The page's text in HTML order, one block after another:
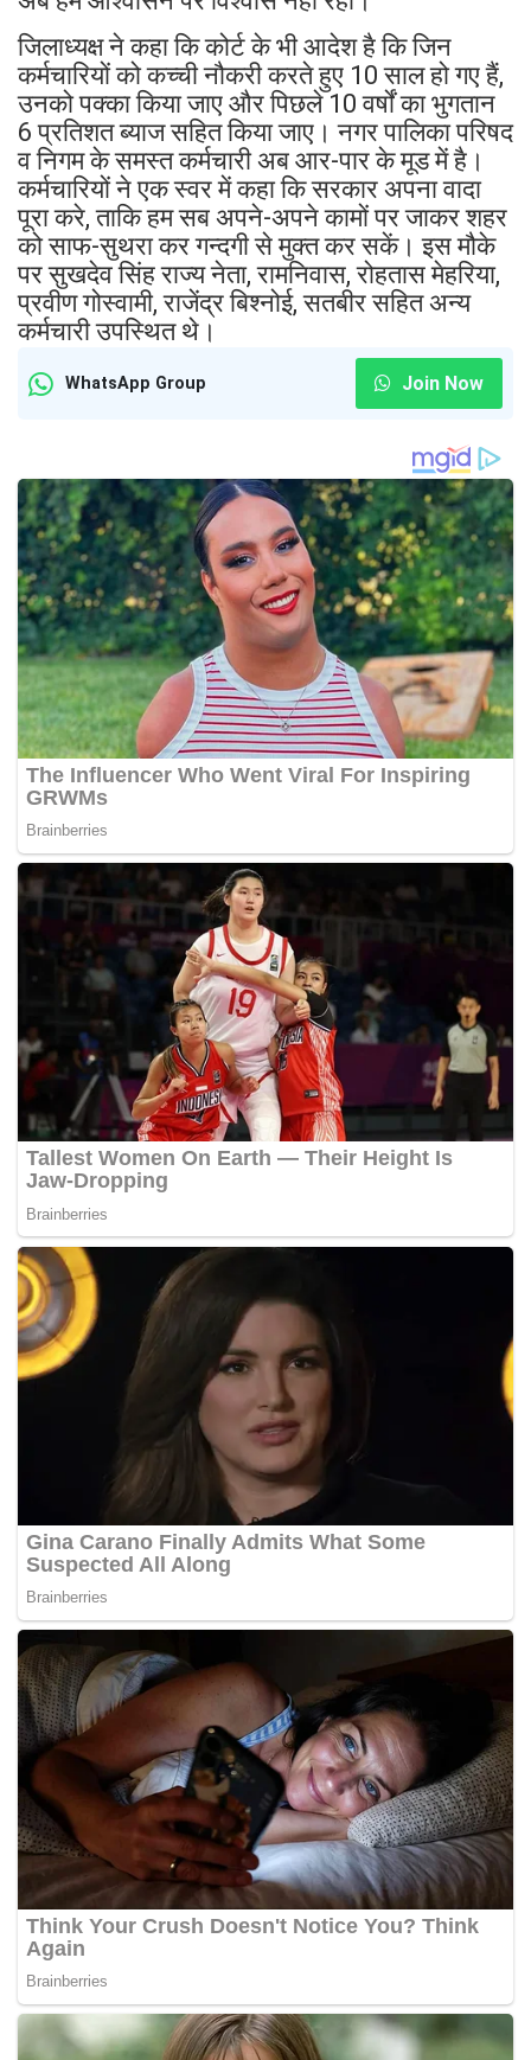
जिलाध्यक्ष ने कहा कि कोर्ट के भी आदेश है कि जिन
कर्मचारियों को कच्ची नौकरी करते हुए 10 साल हो गए हैं,
उनको पक्का किया जाए और पिछले 10 वर्षों का भुगतान
6 प्रतिशत ब्याज सहित किया जाए। नगर पालिका परिषद
व निगम के समस्त कर्मचारी अब आर-पार के मूड में है।
कर्मचारियों ने एक स्वर में कहा कि सरकार अपना वादा
पूरा करे, ताकि हम सब अपने-अपने कामों पर जाकर शहर
को साफ-सुथरा कर गन्दगी से मुक्त कर सकें। इस मौके
पर सुखदेव सिंह राज्य नेता, रामनिवास, रोहतास मेहरिया,
प्रवीण गोस्वामी, राजेंद्र बिश्नोई, सतबीर सहित अन्य
कर्मचारी उपस्थित थे।
WhatsApp Group Join Now